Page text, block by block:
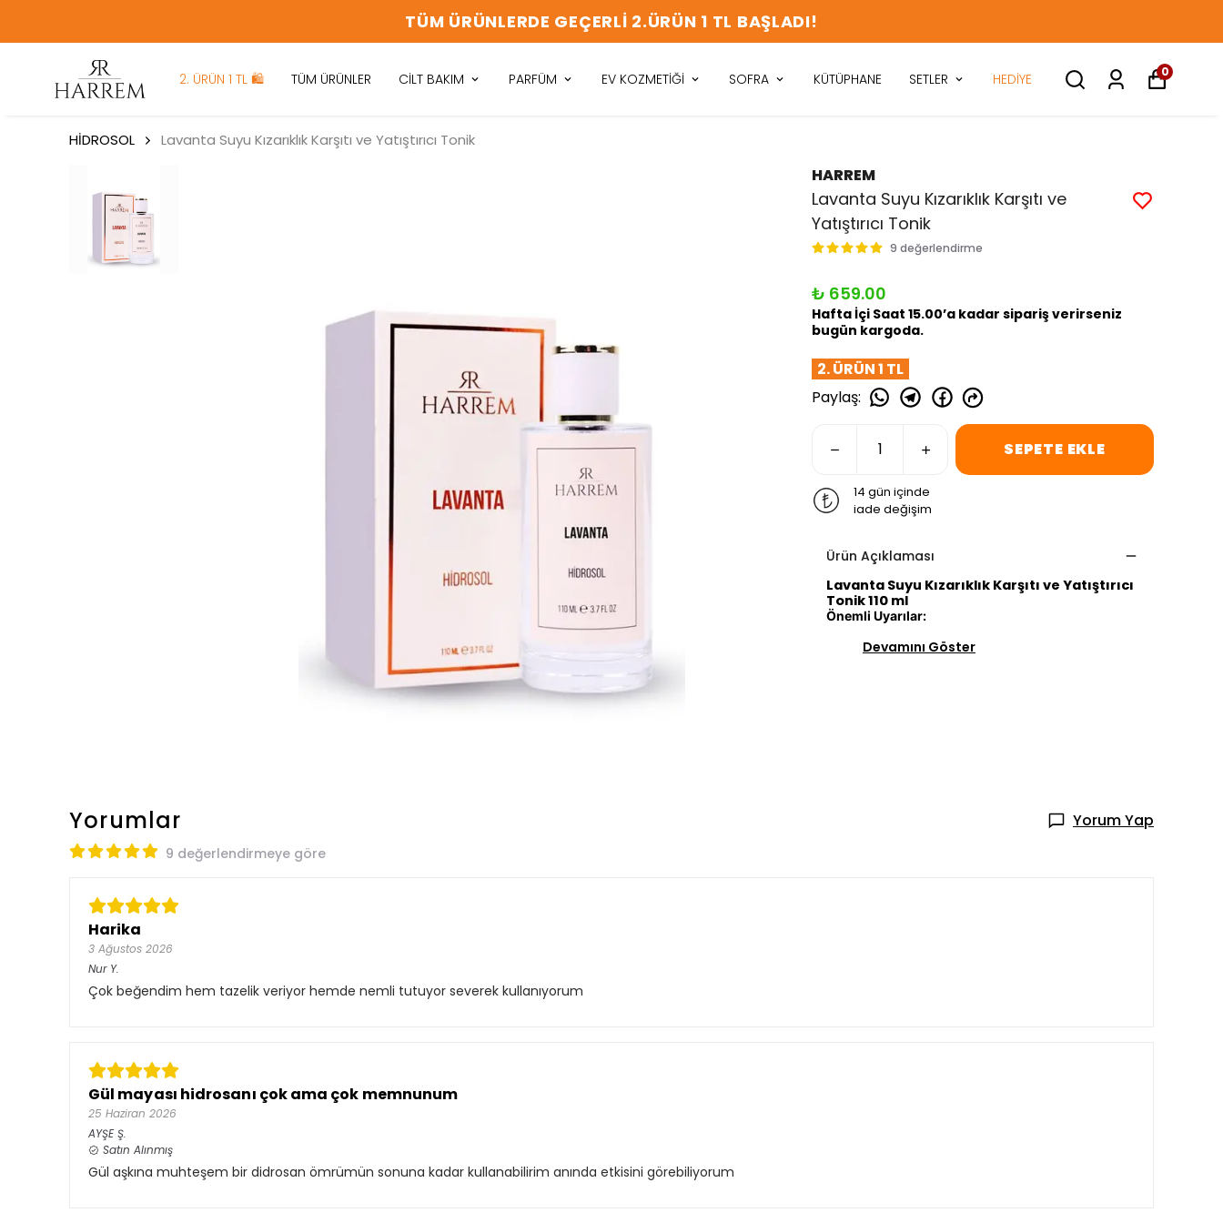
TÜM ÜRÜNLERDE GEÇERLİ 2.ÜRÜN 1 TL BAŞLADI!
2. ÜRÜN 1 TL 🛍️ TÜM ÜRÜNLER CİLT BAKIM PARFÜM EV KOZMETİĞİ SOFRA KÜTÜPHANE SETLER HEDİYE 0
HİDROSOL Lavanta Suyu Kızarıklık Karşıtı ve Yatıştırıcı Tonik
HARREM
Lavanta Suyu Kızarıklık Karşıtı ve
Yatıştırıcı Tonik
9 değerlendirme
₺ 659.00
Hafta İçi Saat 15.00’a kadar sipariş verirseniz
bugün kargoda.
2. ÜRÜN 1 TL
Paylaş:
SEPETE EKLE
14 gün içinde
iade değişim
Ürün Açıklaması
Lavanta Suyu Kızarıklık Karşıtı ve Yatıştırıcı
Tonik 110 ml
Önemli Uyarılar:
Devamını Göster
Yorumlar Yorum Yap
9 değerlendirmeye göre
Harika
3 Ağustos 2026
Nur Y.
Çok beğendim hem tazelik veriyor hemde nemli tutuyor severek kullanıyorum
Gül mayası hidrosanı çok ama çok memnunum
25 Haziran 2026
AYŞE Ş.
Satın Alınmış
Gül aşkına muhteşem bir didrosan ömrümün sonuna kadar kullanabilirim anında etkisini görebiliyorum